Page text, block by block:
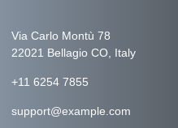
Via Carlo Montù 78
22021 Bellagio CO, Italy
+11 6254 7855
support@example.com